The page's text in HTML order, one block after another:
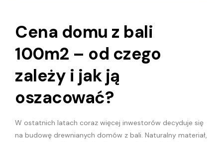
Cena domu z bali
100m2 – od czego
zależy i jak ją
oszacować?
W ostatnich latach coraz więcej inwestorów decyduje się
na budowę drewnianych domów z bali. Naturalny materiał,